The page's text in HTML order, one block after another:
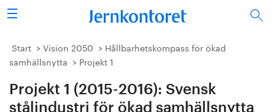
Sök
Stålindustrin
Forskning/utbildning
Start Vision 2050
Hållbarhetskompass för ökad
samhällsnytta
Projekt 1
Projekt 1 (2015-2016): Svensk
stålindustri för ökad samhällsnytta